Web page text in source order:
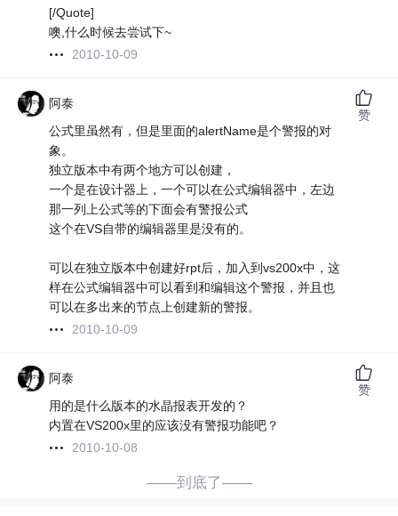
[/Quote]
噢,什么时候去尝试下~
2010-10-09
阿泰
公式里虽然有，但是里面的alertName是个警报的对
象。
独立版本中有两个地方可以创建，
一个是在设计器上，一个可以在公式编辑器中，左边
那一列上公式等的下面会有警报公式
这个在VS自带的编辑器里是没有的。
可以在独立版本中创建好rpt后，加入到vs200x中，这
样在公式编辑器中可以看到和编辑这个警报，并且也
可以在多出来的节点上创建新的警报。
2010-10-09
赞
阿泰
用的是什么版本的水晶报表开发的？
内置在VS200x里的应该没有警报功能吧？
2010-10-08
赞
——到底了——